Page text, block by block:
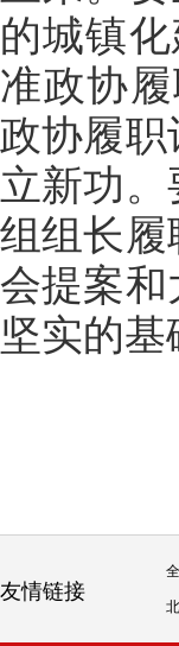
的城镇
准政协
政协履
立新功
组组长
会提案
坚实的基
友情链接